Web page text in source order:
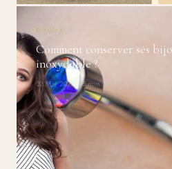
BIJOUX
Comment conserver ses
inoxydable ?
02 Mai 2025 · 5 min